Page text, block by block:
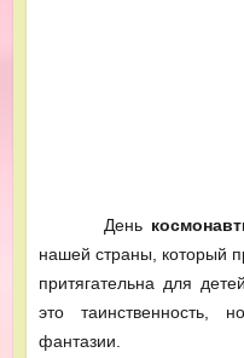
День
нашей страны, который
притягательна для
это таинственность,
фантазии.